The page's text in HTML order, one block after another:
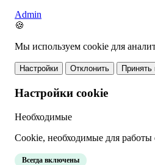
Admin
🍪
Мы используем cookie для
Настройки Отклонить Принять
Настройки cookie
Необходимые
Cookie, необходимые для работы
Всегда включены